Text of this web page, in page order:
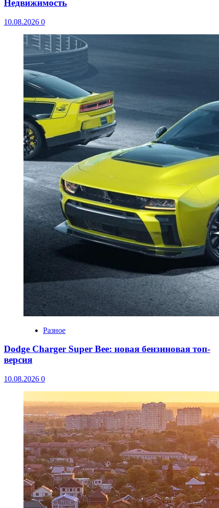
Недвижимость
10.08.2026 0
Разное
Dodge Charger Super Bee: новая бензиновая топ-
версия
10.08.2026 0